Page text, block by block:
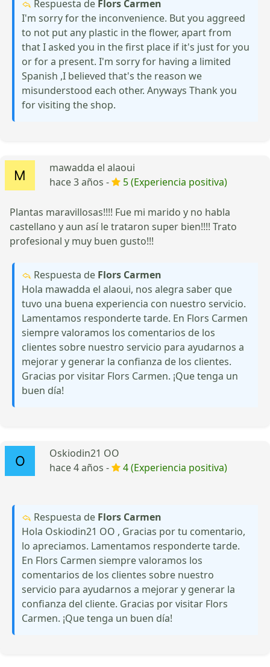
Respuesta de Flors Carmen
I'm sorry for the inconvenience. But you aggreed
to not put any plastic in the flower, apart from
that I asked you in the first place if it's just for you
or for a present. I'm sorry for having a limited
Spanish ,I believed that's the reason we
misunderstood each other. Anyways Thank you
for visiting the shop.
mawadda el alaoui
hace 3 años -
5 (Experiencia positiva)
Plantas maravillosas!!!! Fue mi marido y no habla
castellano y aun así le trataron super bien!!!! Trato
profesional y muy buen gusto!!!
Respuesta de Flors Carmen
Hola mawadda el alaoui, nos alegra saber que
tuvo una buena experiencia con nuestro servicio.
Lamentamos responderte tarde. En Flors Carmen
siempre valoramos los comentarios de los
clientes sobre nuestro servicio para ayudarnos a
mejorar y generar la confianza de los clientes.
Gracias por visitar Flors Carmen. ¡Que tenga un
buen día!
Oskiodin21 OO
hace 4 años -
4 (Experiencia positiva)
Respuesta de Flors Carmen
Hola Oskiodin21 OO , Gracias por tu comentario,
lo apreciamos. Lamentamos responderte tarde.
En Flors Carmen siempre valoramos los
comentarios de los clientes sobre nuestro
servicio para ayudarnos a mejorar y generar la
confianza del cliente. Gracias por visitar Flors
Carmen. ¡Que tenga un buen día!